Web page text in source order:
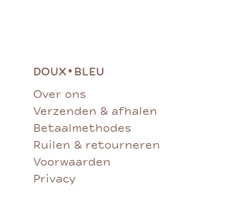
DOUX• BLEU
Over ons
Verzenden & afhalen
Betaalmethodes
Ruilen & retourneren
Voorwaarden
Privacy